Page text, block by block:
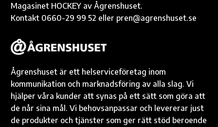
Magasinet HOCKEY av Ågrenshuset.
Kontakt 0660-29 99 52 eller pren@agrenshuset.se
Ågrenshuset är ett helserviceföretag inom
kommunikation och marknadsföring av alla slag. Vi
hjälper våra kunder att synas på ett sätt som göra att
de når sina mål. Vi behovsanpassar och levererar just
de produkter och tjänster som ger rätt stöd beroende